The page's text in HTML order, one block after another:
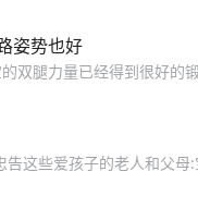
姿势也好
双腿力量已经得到很好的
这些爱孩子的老人和父母